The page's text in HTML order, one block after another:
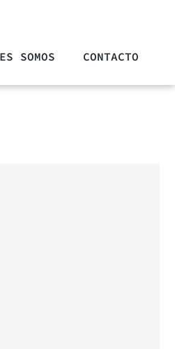
SOMOS CONTACTO